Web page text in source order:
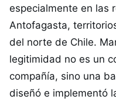
especialmente en las
Antofagasta,
del norte de Chile.
legitimidad no es un
compañía, sino una
diseñó e implementó